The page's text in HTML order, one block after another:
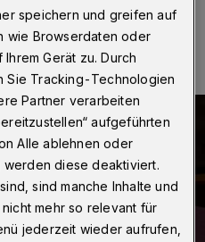
Lesezeit
speichern und greifen auf
wie Browserdaten oder
Gerät zu. Durch
Sie Tracking-Technologien
Partner verarbeiten
aufgeführten
Alle ablehnen oder
werden diese deaktiviert.
sind manche Inhalte und
mehr so relevant für
jederzeit wieder aufrufen,